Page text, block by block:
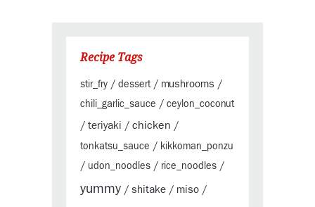
Recipe Tags
stir_fry / dessert / mushrooms /
chili_garlic_sauce / ceylon_coconut
/ teriyaki / chicken /
tonkatsu_sauce / kikkoman_ponzu
/ udon_noodles / rice_noodles /
yummy / shitake / miso /